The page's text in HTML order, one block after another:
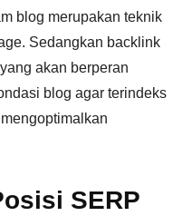
blog merupakan teknik
Sedangkan backlink
yang akan berperan
blog agar terindeks
SERP